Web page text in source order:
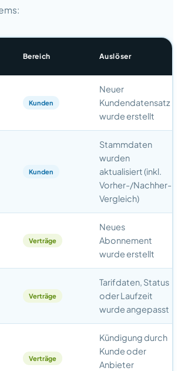
Bereich Auslöser
Kunden
Neuer
Kundendatensatz
wurde erstellt
Kunden
Stammdaten
wurden
aktualisiert (inkl.
Vorher-/Nachher-
Vergleich)
Verträge
Neues
Abonnement
wurde erstellt
Verträge
Tarifdaten, Status
oder Laufzeit
wurde angepasst
Verträge
Kündigung durch
Kunde oder
Anbieter